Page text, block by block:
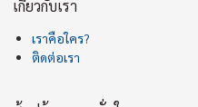
เกี่ยวกับเรา
เราคือใคร?
ติดต่อเรา